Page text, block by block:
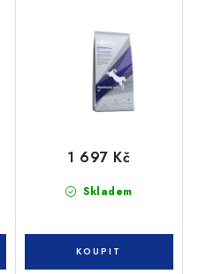
Skladem
1 697 Kč